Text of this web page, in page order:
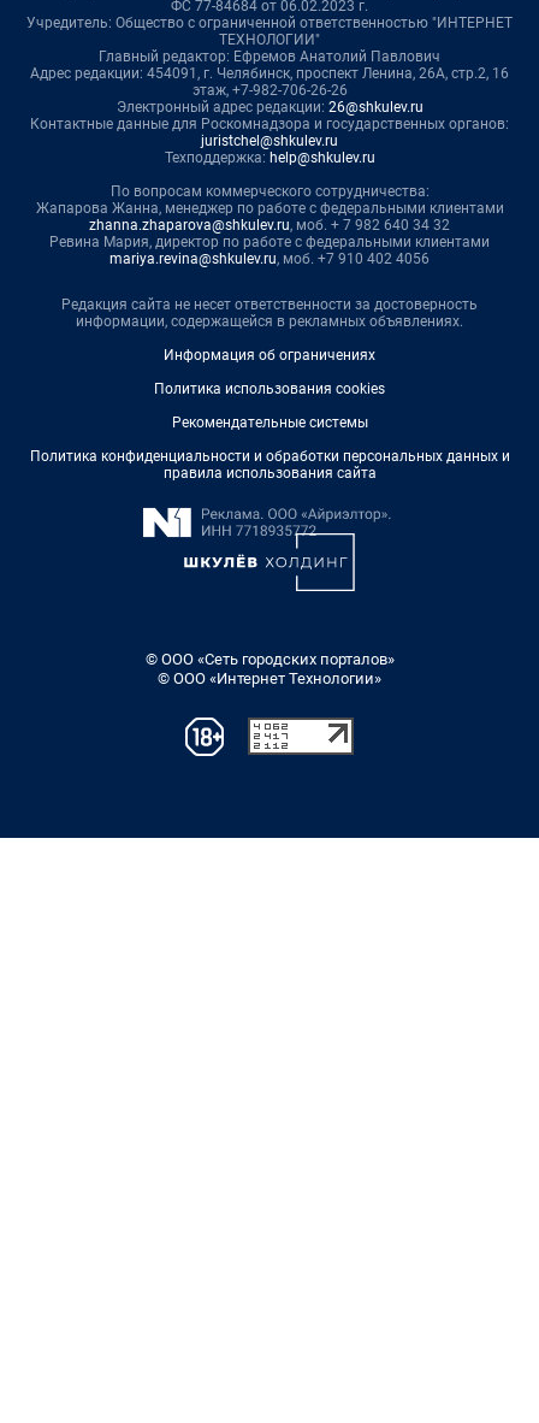
ФС 77-84684 от 06.02.2023 г.
Учредитель: Общество с ограниченной ответственностью "ИНТЕРНЕТ
ТЕХНОЛОГИИ"
Главный редактор: Ефремов Анатолий Павлович
Адрес редакции: 454091, г. Челябинск, проспект Ленина, 26А, стр.2, 16
этаж, +7-982-706-26-26
Электронный адрес редакции: 26@shkulev.ru
Контактные данные для Роскомнадзора и государственных органов:
juristchel@shkulev.ru
Техподдержка: help@shkulev.ru
По вопросам коммерческого сотрудничества:
Жапарова Жанна, менеджер по работе с федеральными клиентами
zhanna.zhaparova@shkulev.ru, моб. + 7 982 640 34 32
Ревина Мария, директор по работе с федеральными клиентами
mariya.revina@shkulev.ru, моб. +7 910 402 4056
Редакция сайта не несет ответственности за достоверность
информации, содержащейся в рекламных объявлениях.
Информация об ограничениях
Политика использования cookies
Рекомендательные системы
Политика конфиденциальности и обработки персональных данных и
правила использования сайта
© ООО «Сеть городских порталов»
© ООО «Интернет Технологии»